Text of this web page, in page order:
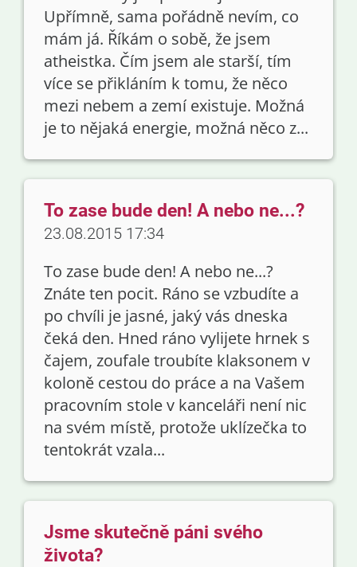
Upřímně, sama pořádně nevím, co
mám já. Říkám o sobě, že jsem
atheistka. Čím jsem ale starší, tím
více se přikláním k tomu, že něco
mezi nebem a zemí existuje. Možná
je to nějaká energie, možná něco z...
To zase bude den! A nebo ne...?
23.08.2015 17:34
To zase bude den! A nebo ne...?
Znáte ten pocit. Ráno se vzbudíte a
po chvíli je jasné, jaký vás dneska
čeká den. Hned ráno vylijete hrnek s
čajem, zoufale troubíte klaksonem v
koloně cestou do práce a na Vašem
pracovním stole v kanceláři není nic
na svém místě, protože uklízečka to
tentokrát vzala...
Jsme skutečně páni svého
života?